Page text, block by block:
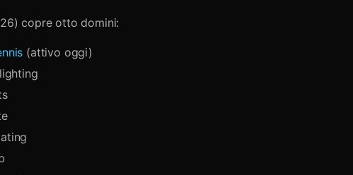
copre otto domini:
(attivo oggi)